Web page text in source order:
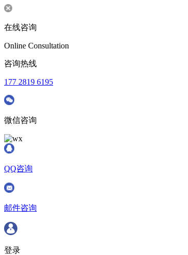
在线咨询
Online Consultation
咨询热线
177 2819 6195
微信咨询
QQ咨询
邮件咨询
登录